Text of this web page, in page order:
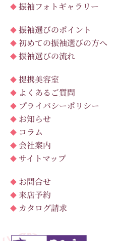
振袖フォトギャラリー
振袖選びのポイント
初めての振袖選びの方へ
振袖選びの流れ
提携美容室
よくあるご質問
プライバシーポリシー
お知らせ
コラム
会社案内
サイトマップ
お問合せ
来店予約
カタログ請求